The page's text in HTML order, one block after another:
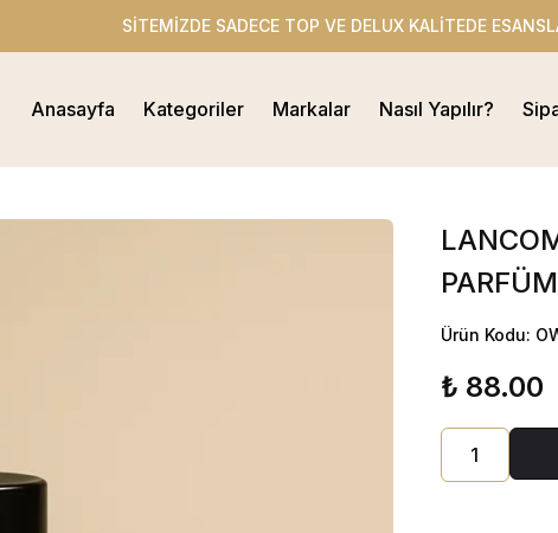
SİTEMİZDE SADECE TOP VE DELUX KALİTEDE ESANSLAR
Anasayfa Kategoriler Markalar Nasıl Yapılır?
PARFÜM
Ürün Kodu:
₺ 88.00